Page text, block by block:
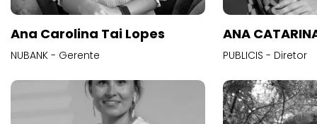
Ana Carolina Tai Lopes
NUBANK - Gerente
ANA
PUBLICIS - Diretor